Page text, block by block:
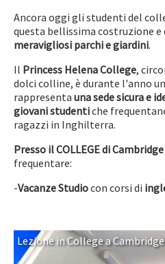
Ancora oggi gli studenti del
questa bellissima costruzione e
meravigliosi parchi e giardini.
Il Princess Helena College,
dolci colline, è durante l'anno
rappresenta una sede sicura e
giovani studentiche
ragazzi in Inghilterra.
Presso il COLLEGE di
frequentare:
-Vacanze Studiocon corsi di
Lezione in College a Cambridge